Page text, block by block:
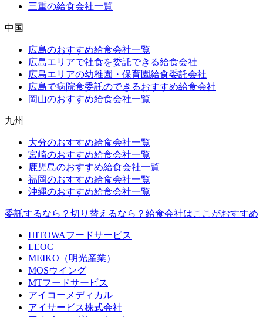
三重の給食会社一覧
中国
広島のおすすめ給食会社一覧
広島エリアで社食を委託できる給食会社
広島エリアの幼稚園・保育園給食委託会社
広島で病院食委託のできるおすすめ給食会社
岡山のおすすめ給食会社一覧
九州
大分のおすすめ給食会社一覧
宮崎のおすすめ給食会社一覧
鹿児島のおすすめ給食会社一覧
福岡のおすすめ給食会社一覧
沖縄のおすすめ給食会社一覧
委託するなら？切り替えるなら？給食会社はここがおすすめ
HITOWAフードサービス
LEOC
MEIKO（明光産業）
MOSウイング
MTフードサービス
アイコーメディカル
アイサービス株式会社